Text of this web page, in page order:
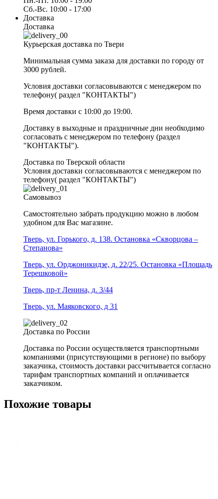
Сб.-Вс. 10:00 - 17:00
Доставка
Доставка
Курьерская доставка по Твери
Минимальная сумма заказа для доставки по городу от
3000 рублей.
Условия доставки согласовываются с менеджером по
телефону( раздел "КОНТАКТЫ")
Время доставки с 10:00 до 19:00.
Доставку в выходные и праздничные дни необходимо
согласовать с менеджером по телефону (раздел
"КОНТАКТЫ").
Доставка по Тверской области
Условия доставки согласовываются с менеджером по
телефону( раздел "КОНТАКТЫ")
Самовывоз
Самостоятельно забрать продукцию можно в любом
удобном для Вас магазине.
Тверь, ул. Горького, д. 138. Остановка «Скворцова –
Степанова»
Тверь, ул. Орджоникидзе, д. 22/25. Остановка «Площадь
Терешковой»
Тверь, пр-т Ленина, д. 3/44
Тверь, ул. Маяковского, д 31
Доставка по России
Доставка по России осуществляется транспортными
компаниями (присутствующими в регионе) по выбору
заказчика, стоимость доставки рассчитывается согласно
тарифам транспортных компаний и оплачивается
заказчиком.
Похожие товары